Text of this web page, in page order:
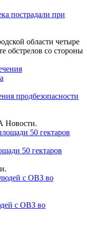
пострадали при
области четыре
обстрелов со стороны
продбезопасности
Новости.
50 гектаров
с ОВЗ во